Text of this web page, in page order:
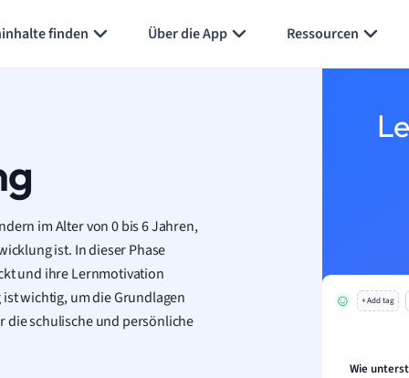
finden Über die App Ressourcen
im Alter von 0 bis 6 Jahren,
ist. In dieser Phase
und ihre Lernmotivation
wichtig, um die Grundlagen
die schulische und persönliche
+ Add tag
Wie